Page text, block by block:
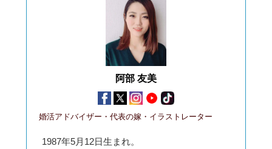
阿部 友美
婚活アドバイザー・代表の嫁・イラストレーター
1987年5月12日生まれ。